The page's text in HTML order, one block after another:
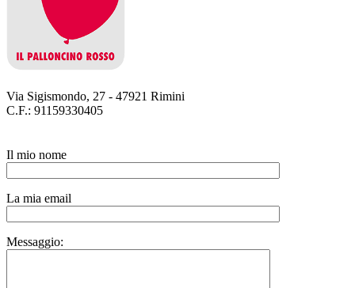
Via Sigismondo, 27 - 47921 Rimini
C.F.: 91159330405
Il mio nome
La mia email
Messaggio: